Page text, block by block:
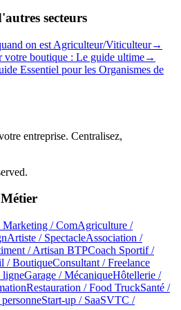
secteurs
on est Agriculteur/Viticulteur→
votre boutique : Le guide ultime→
Essentiel pour les Organismes de
entreprise. Centralisez,
Marketing / ComAgriculture /
Artiste / SpectacleAssociation /
/ Artisan BTPCoach Sportif /
/ BoutiqueConsultant / Freelance
ligneGarage / MécaniqueHôtellerie /
Restauration / Food TruckSanté /
Start-up / SaaSVTC /